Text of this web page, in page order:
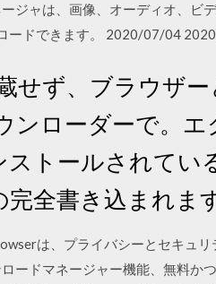
ジャは、画像、オーディオ、ビ
ードできます。 2020/07/04
せず、ブラウザ
ンローダーで。
ストールされてい
全書き込まれます
は、プライバシーとセキュ
ードマネージャー機能、無料